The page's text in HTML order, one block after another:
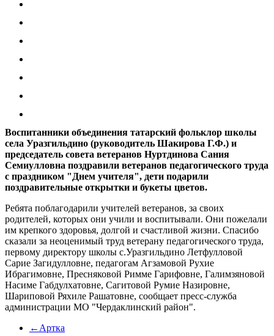
Воспитанники объединения татарский фольклор школы
села Уразгильдино (руководитель Шакирова Г.Ф.) и
председатель совета ветеранов Нуртдинова Сания
Семиулловна поздравили ветеранов педагогического труда
с праздником "Днем учителя", дети подарили
поздравительные открытки и букеты цветов.
Ребята поблагодарили учителей ветеранов, за своих
родителей, которых они учили и воспитывали. Они пожелали
им крепкого здоровья, долгой и счастливой жизни. Спасибо
сказали за неоценимый труд ветерану педагогического труда,
первому директору школы с.Уразгильдино Летфулловой
Сарие Загидулловне, педагогам Агзамовой Рухие
Ибрагимовне, Пресняковой Римме Гарифовне, Галимзяновой
Насиме Габдулхатовне, Сагитовой Румие Назировне,
Шариповой Ряхиле Рашатовне, сообщает пресс-служба
администрации МО "Чердаклинский район".
←Артка